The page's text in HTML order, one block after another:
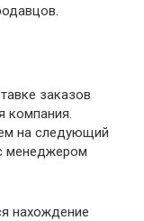
заказов
компания.
на следующий
менеджером
нахождение